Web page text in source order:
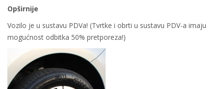
Opširnije
Vozilo je u sustavu PDVa! (Tvrtke i obrti u sustavu PDV-a imaju
mogućnost odbitka 50% pretporeza!)